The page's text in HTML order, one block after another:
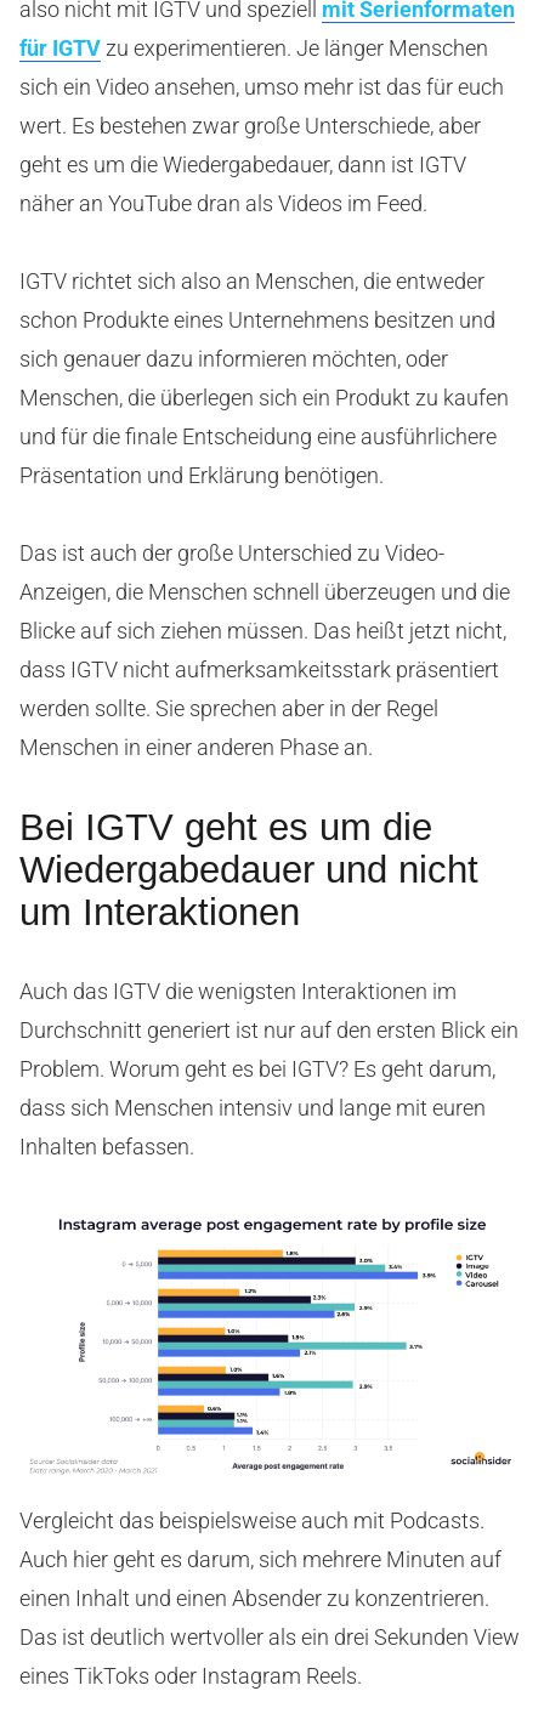
also nicht mit IGTV und speziell mit Serienformaten
für IGTV zu experimentieren. Je länger Menschen
sich ein Video ansehen, umso mehr ist das für euch
wert. Es bestehen zwar große Unterschiede, aber
geht es um die Wiedergabedauer, dann ist IGTV
näher an YouTube dran als Videos im Feed.
IGTV richtet sich also an Menschen, die entweder
schon Produkte eines Unternehmens besitzen und
sich genauer dazu informieren möchten, oder
Menschen, die überlegen sich ein Produkt zu kaufen
und für die finale Entscheidung eine ausführlichere
Präsentation und Erklärung benötigen.
Das ist auch der große Unterschied zu Video-
Anzeigen, die Menschen schnell überzeugen und die
Blicke auf sich ziehen müssen. Das heißt jetzt nicht,
dass IGTV nicht aufmerksamkeitsstark präsentiert
werden sollte. Sie sprechen aber in der Regel
Menschen in einer anderen Phase an.
Bei IGTV geht es um die
Wiedergabedauer und nicht
um Interaktionen
Auch das IGTV die wenigsten Interaktionen im
Durchschnitt generiert ist nur auf den ersten Blick ein
Problem. Worum geht es bei IGTV? Es geht darum,
dass sich Menschen intensiv und lange mit euren
Inhalten befassen.
Vergleicht das beispielsweise auch mit Podcasts.
Auch hier geht es darum, sich mehrere Minuten auf
einen Inhalt und einen Absender zu konzentrieren.
Das ist deutlich wertvoller als ein drei Sekunden View
eines TikToks oder Instagram Reels.